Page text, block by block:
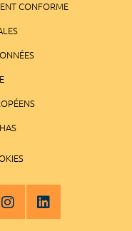
CONFORME